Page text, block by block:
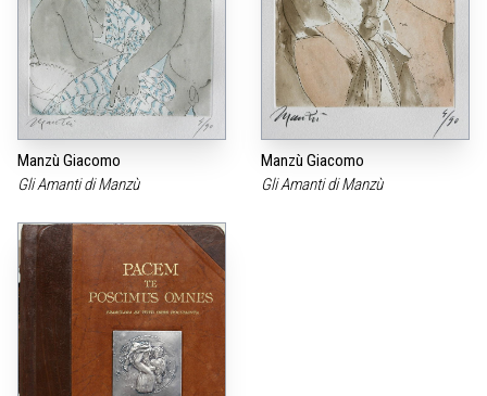
Manzù Giacomo
Gli Amanti di Manzù
Manzù Giacomo
Gli Amanti di Manzù